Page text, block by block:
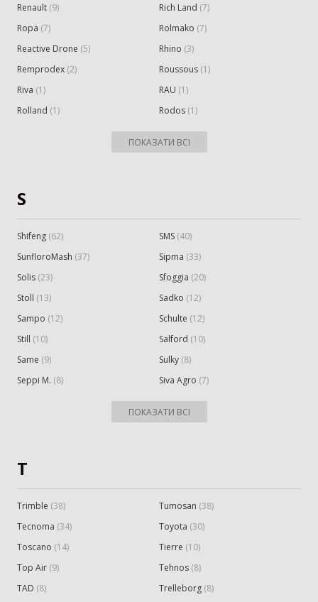
Renault (9) Rich Land (7)
Ropa (7) Rolmako (7)
Reactive Drone (5) Rhino (3)
Remprodex (2) Roussous (1)
Riva (1) RAU (1)
Rolland (1) Rodos (1)
ПОКАЗАТИ ВСІ
S
Shifeng (62) SMS (40)
SunfloroMash (37) Sipma (33)
Solis (23) Sfoggia (20)
Stoll (13) Sadko (12)
Sampo (12) Schulte (12)
Still (10) Salford (10)
Same (9) Sulky (8)
Seppi M. (8) Siva Agro (7)
ПОКАЗАТИ ВСІ
T
Trimble (38) Tumosan (38)
Tecnoma (34) Toyota (30)
Toscano (14) Tierre (10)
Top Air (9) Tehnos (8)
TAD (8) Trelleborg (8)